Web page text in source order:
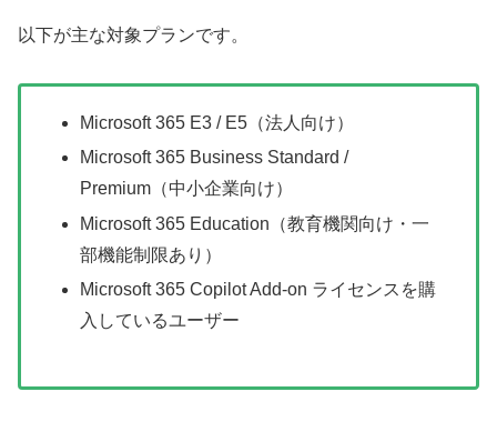
以下が主な対象プランです。
Microsoft 365 E3 / E5（法人向け）
Microsoft 365 Business Standard /
Premium（中小企業向け）
Microsoft 365 Education（教育機関向け・一
部機能制限あり）
Microsoft 365 Copilot Add-on ライセンスを購
入しているユーザー